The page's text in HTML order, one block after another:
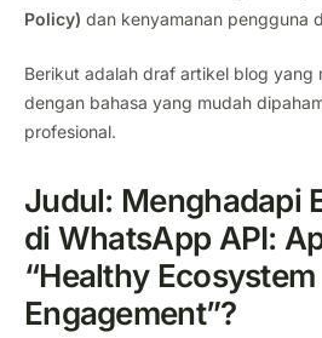
Policy) dan kenyamanan pengguna
Berikut adalah draf artikel blog yang
dengan bahasa yang mudah
profesional.
Judul: Menghadapi
di WhatsApp API:
“Healthy Ecosystem
Engagement”?